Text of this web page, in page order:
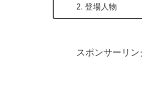
登場人物
スポンサーリン